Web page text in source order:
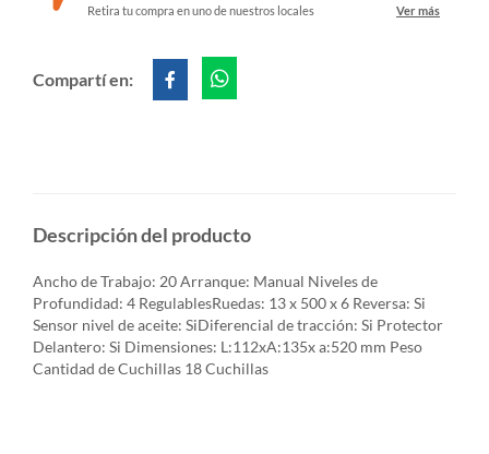
Retira tu compra en uno de nuestros locales Ver más
Compartí en:
Descripción del producto
Ancho de Trabajo: 20 Arranque: Manual Niveles de
Profundidad: 4 RegulablesRuedas: 13 x 500 x 6 Reversa: Si
Sensor nivel de aceite: SiDiferencial de tracción: Si Protector
Delantero: Si Dimensiones: L:112xA:135x a:520 mm Peso
Cantidad de Cuchillas 18 Cuchillas